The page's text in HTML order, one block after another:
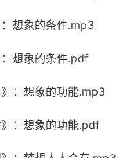
想象的条件.mp3
想象的条件.pdf
：想象的功能.mp3
：想象的功能.pdf